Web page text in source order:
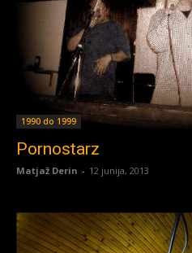
1990 do 1999
Pornostarz
Matjaž Derin - 12 junija, 2013